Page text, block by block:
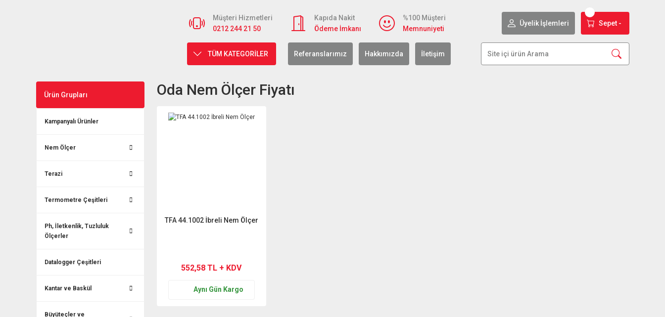
Müşteri Hizmetleri
0212 244 21 50
Kapıda Nakit
Ödeme İmkanı
%100 Müşteri
Memnuniyeti
Üyelik İşlemleri Sepet -
TÜM KATEGORİLER Referanslarımız Hakkımızda İletişim
Ürün Grupları
Kampanyalı Ürünler
Nem Ölçer
Terazi
Termometre Çeşitleri
Ph, İletkenlik, Tuzluluk
Ölçerler
Datalogger Çeşitleri
Kantar ve Baskül
Büyüteçler ve
Oda Nem Ölçer Fiyatı
TFA 44.1002 İbreli Nem Ölçer
552,58 TL + KDV
Aynı Gün Kargo